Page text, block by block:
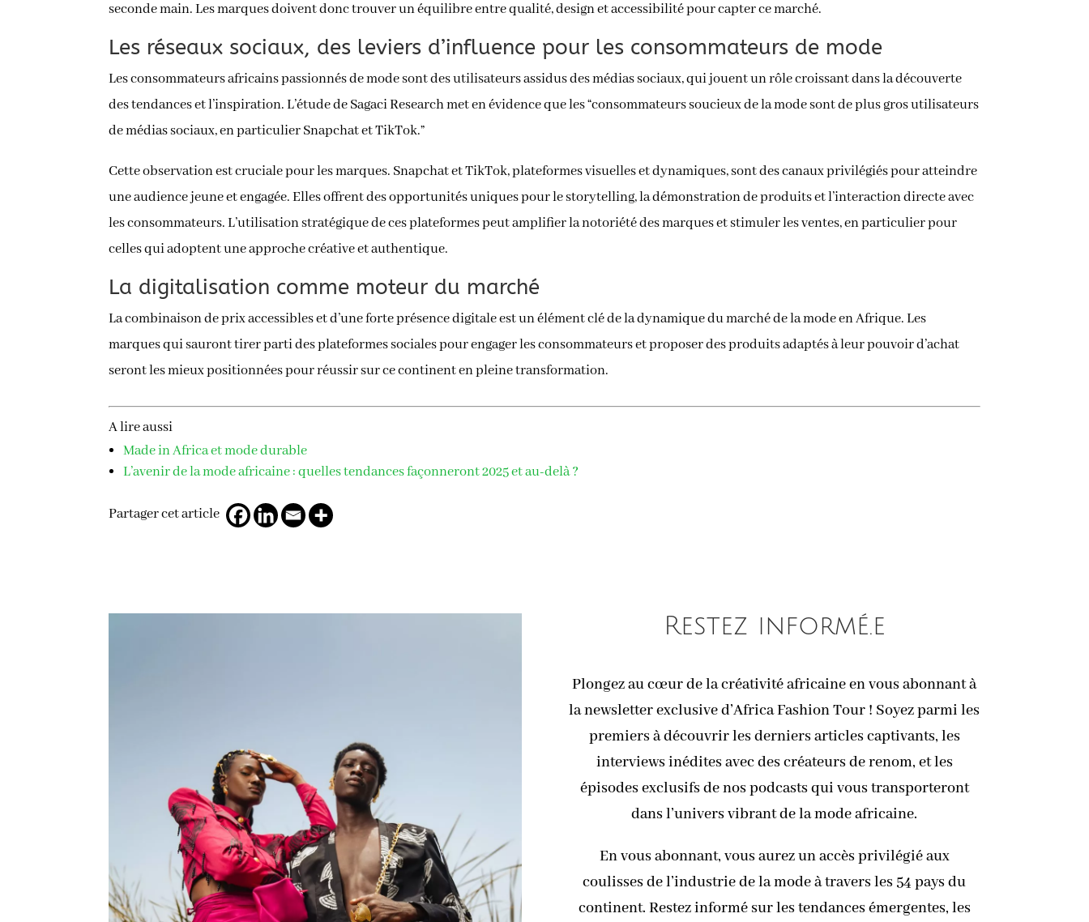
seconde main. Les marques doivent donc trouver un équilibre entre qualité, design et accessibilité pour capter ce marché.
Les réseaux sociaux, des leviers d’influence pour les consommateurs de mode
Les consommateurs africains passionnés de mode sont des utilisateurs assidus des médias sociaux, qui jouent un rôle croissant dans la découverte
des tendances et l’inspiration. L’étude de Sagaci Research met en évidence que les “consommateurs soucieux de la mode sont de plus gros utilisateurs
de médias sociaux, en particulier Snapchat et TikTok.”
Cette observation est cruciale pour les marques. Snapchat et TikTok, plateformes visuelles et dynamiques, sont des canaux privilégiés pour atteindre
une audience jeune et engagée. Elles offrent des opportunités uniques pour le storytelling, la démonstration de produits et l’interaction directe avec
les consommateurs. L’utilisation stratégique de ces plateformes peut amplifier la notoriété des marques et stimuler les ventes, en particulier pour
celles qui adoptent une approche créative et authentique.
La digitalisation comme moteur du marché
La combinaison de prix accessibles et d’une forte présence digitale est un élément clé de la dynamique du marché de la mode en Afrique. Les
marques qui sauront tirer parti des plateformes sociales pour engager les consommateurs et proposer des produits adaptés à leur pouvoir d’achat
seront les mieux positionnées pour réussir sur ce continent en pleine transformation.
A lire aussi
Made in Africa et mode durable
L’avenir de la mode africaine : quelles tendances façonneront 2025 et au-delà ?
Partager cet article
Restez informé.e
Plongez au cœur de la créativité africaine en vous abonnant à
la newsletter exclusive d’Africa Fashion Tour ! Soyez parmi les
premiers à découvrir les derniers articles captivants, les
interviews inédites avec des créateurs de renom, et les
épisodes exclusifs de nos podcasts qui vous transporteront
dans l’univers vibrant de la mode africaine.
En vous abonnant, vous aurez un accès privilégié aux
coulisses de l’industrie de la mode à travers les 54 pays du
continent. Restez informé sur les tendances émergentes, les